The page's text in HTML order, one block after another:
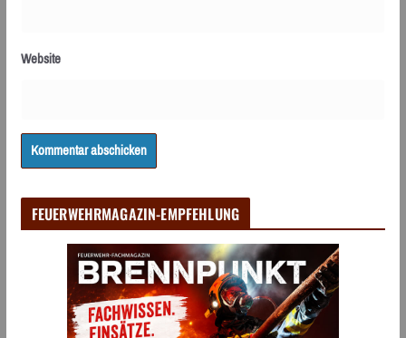
Website
FEUERWEHRMAGAZIN-EMPFEHLUNG